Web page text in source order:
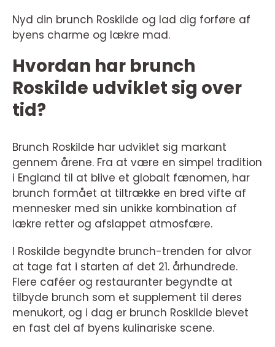
Nyd din brunch Roskilde og lad dig forføre af
byens charme og lækre mad.
Hvordan har brunch
Roskilde udviklet sig over
tid?
Brunch Roskilde har udviklet sig markant
gennem årene. Fra at være en simpel tradition
i England til at blive et globalt fænomen, har
brunch formået at tiltrække en bred vifte af
mennesker med sin unikke kombination af
lækre retter og afslappet atmosfære.
I Roskilde begyndte brunch-trenden for alvor
at tage fat i starten af det 21. århundrede.
Flere caféer og restauranter begyndte at
tilbyde brunch som et supplement til deres
menukort, og i dag er brunch Roskilde blevet
en fast del af byens kulinariske scene.